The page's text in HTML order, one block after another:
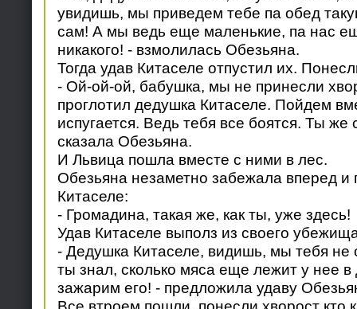
увидишь, мы приведем тебе па обед
сам! А мы ведь еще маленькие, па нас
никакого! - взмолилась Обезьяна.
Тогда удав Китаселе отпустил их.
- Ой-ой-ой, бабушка, мы не принесли
проглотил дедушка Китаселе. Пойдем
испугается. Ведь тебя все боятся. Ты же
сказала Обезьяна.
И Львица пошла вместе с ними в лес.
Обезьяна незаметно забежала вперед и
Китаселе:
- Громадина, такая же, как ты, уже здесь!
Удав Китаселе выполз из своего
- Дедушка Китаселе, видишь, мы тебя
ты знал, сколько мяса еще лежит у нее
зажарим его! - предложила удаву